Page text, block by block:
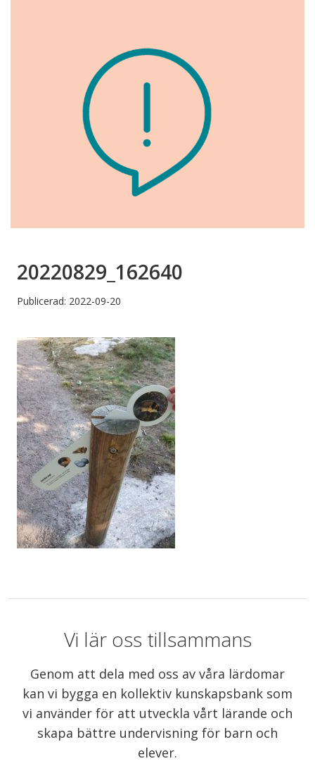
20220829_162640
Publicerad: 2022-09-20
Vi lär oss tillsammans
Genom att dela med oss av våra lärdomar
kan vi bygga en kollektiv kunskapsbank som
vi använder för att utveckla vårt lärande och
skapa bättre undervisning för barn och
elever.